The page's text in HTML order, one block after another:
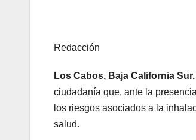
Redacción
Los Cabos, Baja California Sur.
ciudadanía que, ante la
los riesgos asociados a la
salud.